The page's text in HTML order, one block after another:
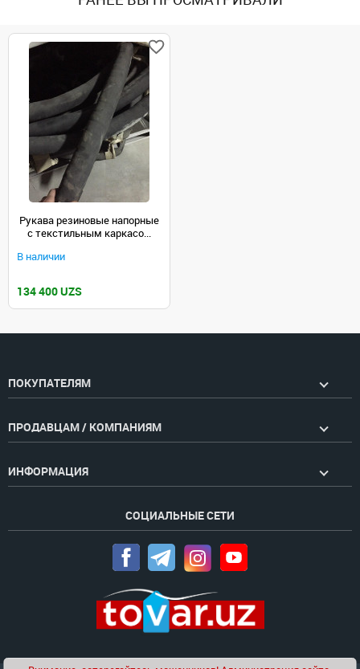
Рукава резиновые напорные
с текстильным каркасо...
В наличии
134 400 UZS
ПОКУПАТЕЛЯМ
ПРОДАВЦАМ / КОМПАНИЯМ
ИНФОРМАЦИЯ
СОЦИАЛЬНЫЕ СЕТИ